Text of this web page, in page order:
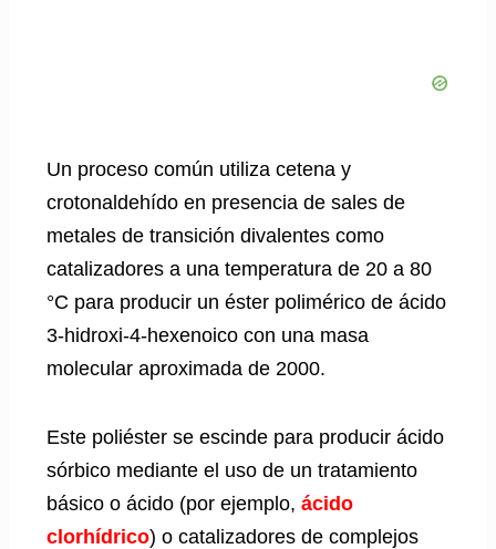
Un proceso común utiliza cetena y
crotonaldehído en presencia de sales de
metales de transición divalentes como
catalizadores a una temperatura de 20 a 80
°C para producir un éster polimérico de ácido
3-hidroxi-4-hexenoico con una masa
molecular aproximada de 2000.
Este poliéster se escinde para producir ácido
sórbico mediante el uso de un tratamiento
básico o ácido (por ejemplo, ácido
clorhídrico) o catalizadores de complejos